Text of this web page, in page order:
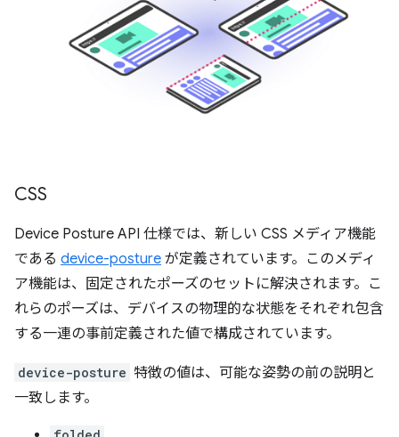
CSS
Device Posture API 仕様では、新しい CSS メディア機能
である device-posture が定義されています。このメディ
ア機能は、固定されたポーズのセットに解決されます。こ
れらのポーズは、デバイスの物理的な状態をそれぞれ包含
する一連の事前定義された値で構成されています。
device-posture 特徴の値は、可能な姿勢の前の説明と
一致します。